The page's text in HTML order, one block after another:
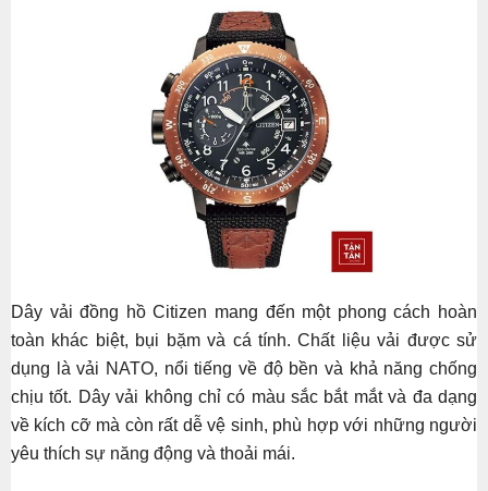
Dây vải đồng hồ Citizen mang đến một phong cách hoàn
toàn khác biệt, bụi bặm và cá tính. Chất liệu vải được sử
dụng là vải NATO, nổi tiếng về độ bền và khả năng chống
chịu tốt. Dây vải không chỉ có màu sắc bắt mắt và đa dạng
về kích cỡ mà còn rất dễ vệ sinh, phù hợp với những người
yêu thích sự năng động và thoải mái.